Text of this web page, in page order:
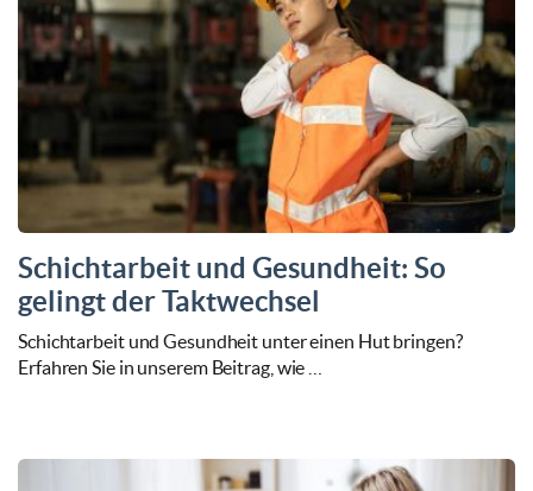
Schichtarbeit und Gesundheit: So
gelingt der Taktwechsel
Schichtarbeit und Gesundheit unter einen Hut bringen?
Erfahren Sie in unserem Beitrag, wie …